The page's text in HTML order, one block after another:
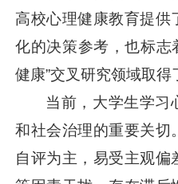
高校心理健康教育提供
化的决策参考，也标志
健康”交叉研究领域取得
当前，大学生学习
和社会治理的重要关切
自评为主，易受主观偏